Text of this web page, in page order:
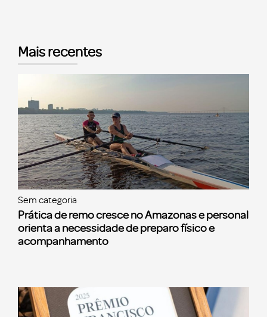
Mais recentes
Sem categoria
Prática de remo cresce no Amazonas e personal
orienta a necessidade de preparo físico e
acompanhamento